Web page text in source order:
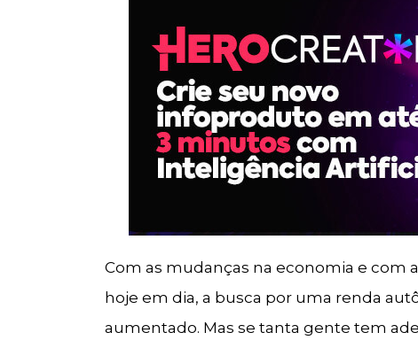
Com as mudanças na economia e
hoje em dia, a busca por uma renda
aumentado. Mas se tanta gente tem